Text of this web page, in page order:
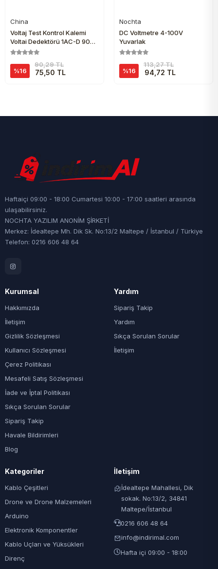
China
Voltaj Test Kontrol Kalemi
Voltaj Dedektörü 1AC-D 90V-
1000V
%16
90,29 TL
75,50 TL
Nochta
DC Voltmetre 4-100V
Yuvarlak
%16
113,27 TL
94,72 TL
Haftaiçi 09:00 - 18:00 Cumartesi 10:00 - 17:00 saatleri arasında
ulaşabilirsiniz.
NOCHTA YAZILIM ANONİM ŞİRKETİ
Merkez: İdealtepe Mh. Dik Sk. No:13/2 Maltepe / İstanbul / Türkiye
Telefon: 0216 606 48 64
Kurumsal
Hakkımızda
İletişim
Gizlilik Sözleşmesi
Kullanıcı Sözleşmesi
Çerez Politikası
Mesafeli Satış Sözleşmesi
İade ve İptal Politikası
Sıkça Sorulan Sorular
Sipariş Takip
Havale Bildirimleri
Blog
Yardım
Sipariş Takip
Yardım
Sıkça Sorulan Sorular
İletişim
Kategoriler
Kablo Çeşitleri
Drone ve Drone Malzemeleri
Arduino
Elektronik Komponentler
Kablo Uçları ve Yüksükleri
Direnç
İletişim
İdealtepe Mahallesi, Dik
sokak. No:13/2, 34841
Maltepe/İstanbul
0216 606 48 64
info@indirimal.com
Hafta içi 09:00 - 18:00